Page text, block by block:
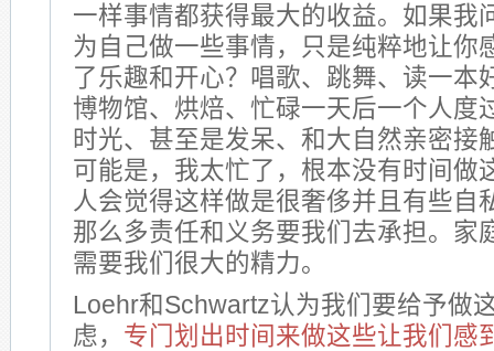
一样事情都获得最大的收益。如果我
为自己做一些事情，只是纯粹地让你
了乐趣和开心？唱歌、跳舞、读一本
博物馆、烘焙、忙碌一天后一个人度
时光、甚至是发呆、和大自然亲密接
可能是，我太忙了，根本没有时间做
人会觉得这样做是很奢侈并且有些自
那么多责任和义务要我们去承担。家
需要我们很大的精力。
Loehr和Schwartz认为我们要给予做
虑， 专门划出时间来做这些让我们感